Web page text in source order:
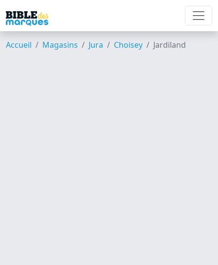
Accueil Magasins Jura Choisey Jardiland